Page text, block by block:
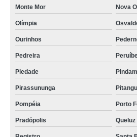
Monte Mor Nova
Olímpia
Ourinhos
Pedreira
Piedade
Pirassununga
Pompéia Porto
Pradópolis Queluz